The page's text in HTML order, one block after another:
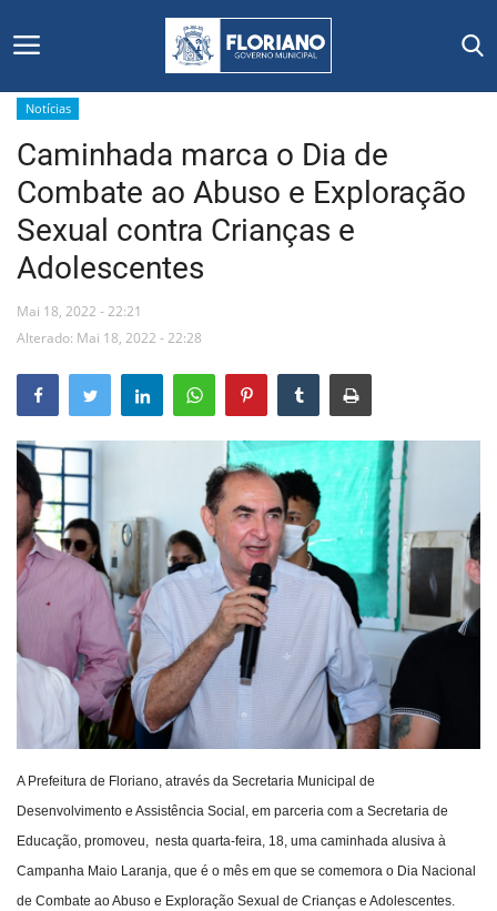
Início
Editais
Floriano
Secretarias e Órgãos
Mural de Licitações
Vídeos
Webmail
Contato
Notícias
Caminhada marca o Dia de
Combate ao Abuso e Exploração
Sexual contra Crianças e
Adolescentes
Mai 18, 2022 - 22:21
Alterado: Mai 18, 2022 - 22:28
A Prefeitura de Floriano, através da Secretaria Municipal de
Desenvolvimento e Assistência Social, em parceria com a Secretaria de
Educação, promoveu, nesta quarta-feira, 18, uma caminhada alusiva à
Campanha Maio Laranja, que é o mês em que se comemora o Dia Nacional
de Combate ao Abuso e Exploração Sexual de Crianças e Adolescentes.